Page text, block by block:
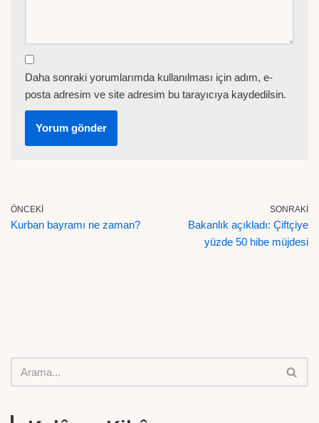
Daha sonraki yorumlarımda kullanılması için adım, e-
posta adresim ve site adresim bu tarayıcıya kaydedilsin.
ÖNCEKI
Kurban bayramı ne zaman?
SONRAKI
Bakanlık açıkladı: Çiftçiye
yüzde 50 hibe müjdesi